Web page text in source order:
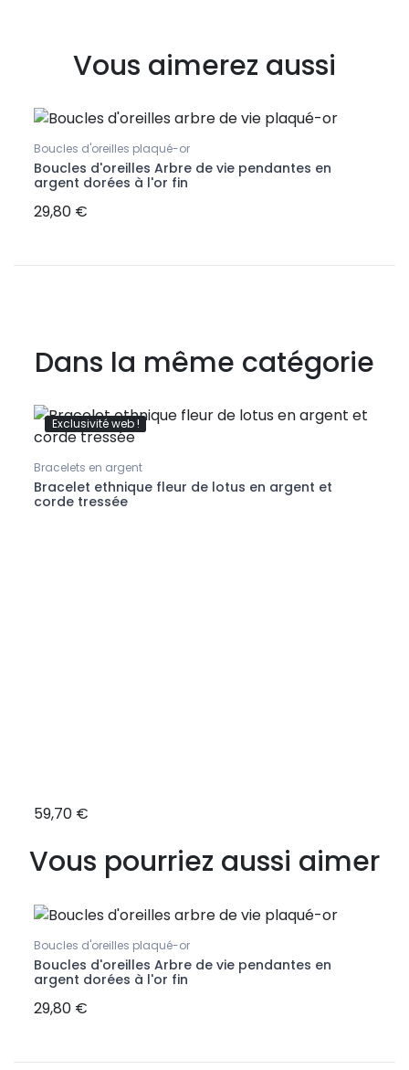
Vous aimerez aussi
Boucles d'oreilles plaqué-or
Boucles d'oreilles Arbre de vie pendantes en
argent dorées à l'or fin
29,80 €
Dans la même catégorie
Exclusivité web !
Bracelets en argent
Bracelet ethnique fleur de lotus en argent et
corde tressée
59,70 €
Vous pourriez aussi aimer
Boucles d'oreilles plaqué-or
Boucles d'oreilles Arbre de vie pendantes en
argent dorées à l'or fin
29,80 €